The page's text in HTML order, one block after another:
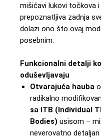
mišićavi lukovi točkova i
prepoznatljiva zadnja
dolazi ono što ovaj
posebnim:
Funkcionalni detalji
oduševljavaju
Otvarajuća hauba
radikalno
sa ITB (Individual
Bodies) usisom –
neverovatno detaljan